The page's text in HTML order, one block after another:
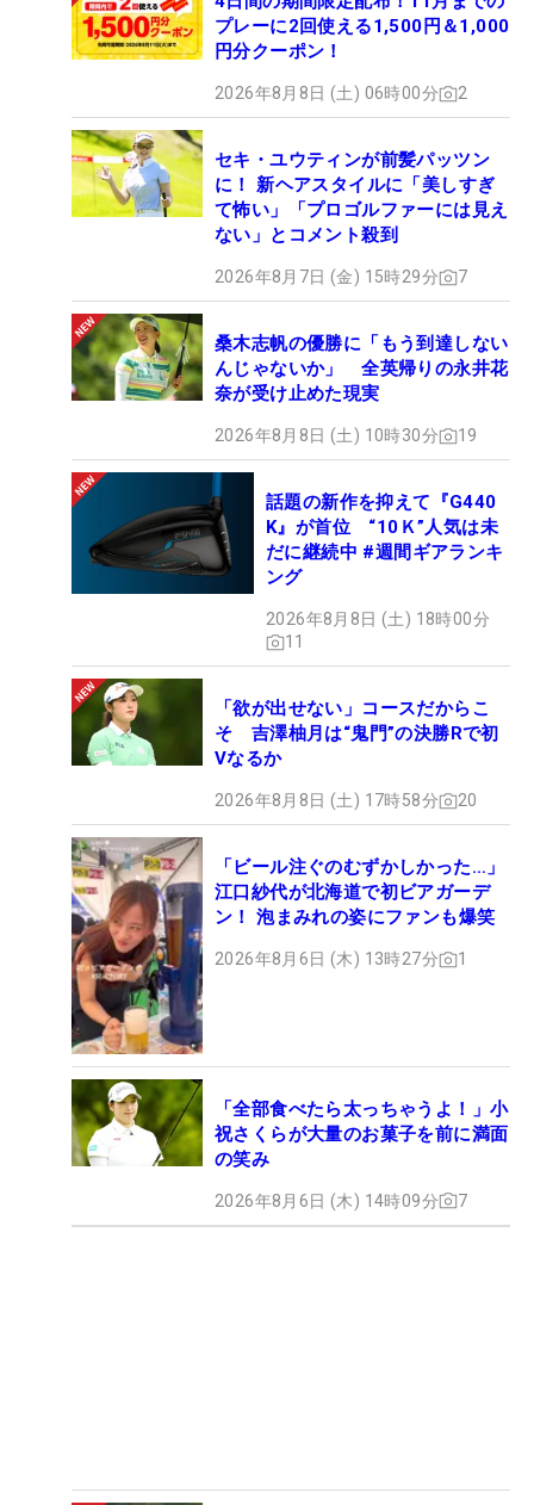
プレーに2回使える1,500円＆1,000
円分クーポン！
2026年8月8日 (土) 06時00分 2
セキ・ユウティンが前髪パッツン
に！ 新ヘアスタイルに「美しすぎ
て怖い」「プロゴルファーには見え
ない」とコメント殺到
2026年8月7日 (金) 15時29分 7
桑木志帆の優勝に「もう到達しない
んじゃないか」 全英帰りの永井花
奈が受け止めた現実
2026年8月8日 (土) 10時30分 19
話題の新作を抑えて『G440
K』が首位 “10Ｋ”人気は未
だに継続中 #週間ギアランキ
ング
2026年8月8日 (土) 18時00分
11
「欲が出せない」コースだからこ
そ 吉澤柚月は“鬼門”の決勝Rで初
Vなるか
2026年8月8日 (土) 17時58分 20
「ビール注ぐのむずかしかった…」
江口紗代が北海道で初ビアガーデ
ン！ 泡まみれの姿にファンも爆笑
2026年8月6日 (木) 13時27分 1
「全部食べたら太っちゃうよ！」小
祝さくらが大量のお菓子を前に満面
の笑み
2026年8月6日 (木) 14時09分 7